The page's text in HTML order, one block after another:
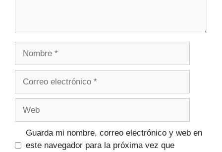
Guarda mi nombre, correo electrónico y web en
este navegador para la próxima vez que